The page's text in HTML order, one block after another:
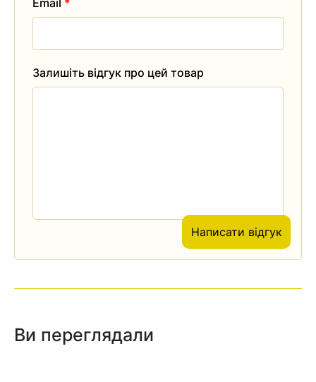
Залишіть відгук про цей товар
Email *
Написати відгук
Ви переглядали